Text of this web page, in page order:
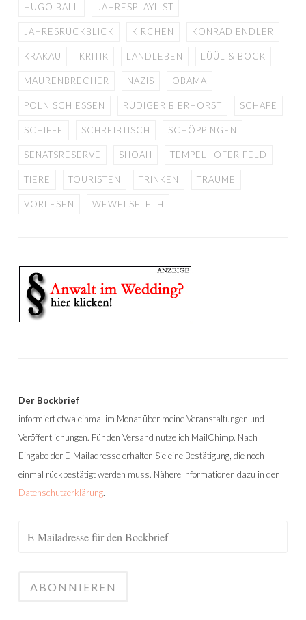
HUGO BALL JAHRESPLAYLIST
JAHRESRÜCKBLICK KIRCHEN KONRAD ENDLER
KRAKAU KRITIK LANDLEBEN LÜÜL & BOCK
MAURENBRECHER NAZIS OBAMA
POLNISCH ESSEN RÜDIGER BIERHORST SCHAFE
SCHIFFE SCHREIBTISCH SCHÖPPINGEN
SENATSRESERVE SHOAH TEMPELHOFER FELD
TIERE TOURISTEN TRINKEN TRÄUME
VORLESEN WEWELSFLETH
Der Bockbrief
informiert etwa einmal im Monat über meine Veranstaltungen und
Veröffentlichungen. Für den Versand nutze ich MailChimp. Nach
Eingabe der E-Mailadresse erhalten Sie eine Bestätigung, die noch
einmal rückbestätigt werden muss. Nähere Informationen dazu in der
Datenschutzerklärung.